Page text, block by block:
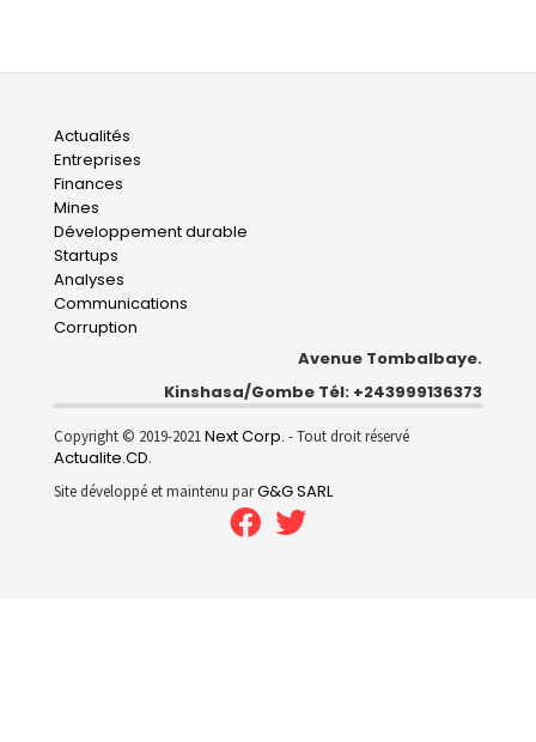
Main
navigation
Actualités
Entreprises
Finances
Mines
Développement durable
Startups
Analyses
Communications
Corruption
Avenue Tombalbaye.
Kinshasa/Gombe Tél: +243999136373
Copyright © 2019-2021Next Corp. - Tout droit réservé
Actualite.CD.
Site développé et maintenu parG&G SARL